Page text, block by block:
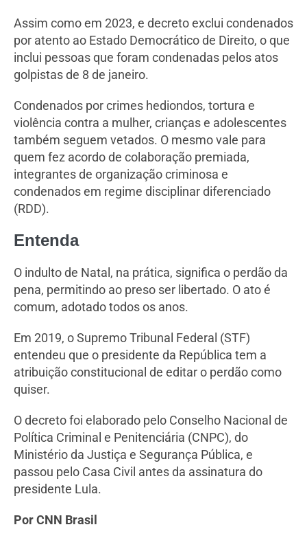
Assim como em 2023, e decreto exclui condenados
por atento ao Estado Democrático de Direito, o que
inclui pessoas que foram condenadas pelos atos
golpistas de 8 de janeiro.
Condenados por crimes hediondos, tortura e
violência contra a mulher, crianças e adolescentes
também seguem vetados. O mesmo vale para
quem fez acordo de colaboração premiada,
integrantes de organização criminosa e
condenados em regime disciplinar diferenciado
(RDD).
Entenda
O indulto de Natal, na prática, significa o perdão da
pena, permitindo ao preso ser libertado. O ato é
comum, adotado todos os anos.
Em 2019, o Supremo Tribunal Federal (STF)
entendeu que o presidente da República tem a
atribuição constitucional de editar o perdão como
quiser.
O decreto foi elaborado pelo Conselho Nacional de
Política Criminal e Penitenciária (CNPC), do
Ministério da Justiça e Segurança Pública, e
passou pelo Casa Civil antes da assinatura do
presidente Lula.
Por CNN Brasil